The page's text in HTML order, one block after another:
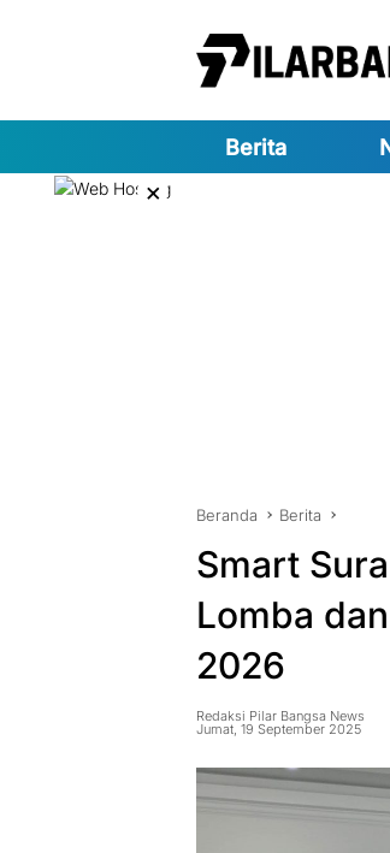
Berita
×
Beranda Berita
Smart
Lomba
2026
Redaksi Pilar Bangsa News
Jumat, 19 September 2025